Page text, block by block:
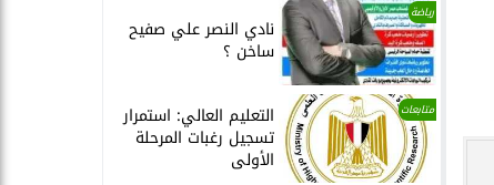
رياضة
نادي النصر علي صفيح
ساخن ؟
متابعات التعليم العالي: استمرار
تسجيل رغبات المرحلة
الأولى